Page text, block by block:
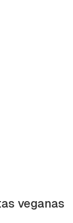
veganas